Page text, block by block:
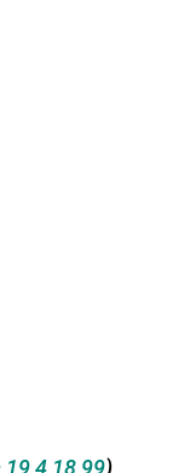
4 18 99)